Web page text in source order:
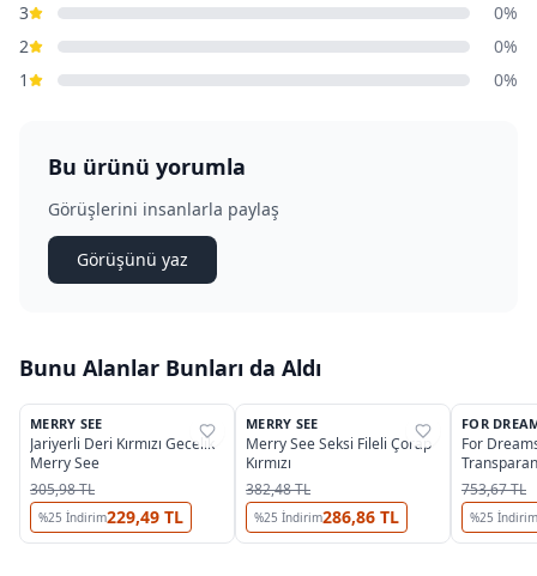
3
0%
2
0%
1
0%
Bu ürünü yorumla
Görüşlerini insanlarla paylaş
Görüşünü yaz
Bunu Alanlar Bunları da Aldı
%35
MERRY SEE
Jariyerli Deri Kırmızı Gecelik
Merry See
305,98 TL
%25 İndirim229,49 TL
%35
MERRY SEE
Merry See Seksi Fileli Çorap
Kırmızı
382,48 TL
%25 İndirim286,86 TL
%35
FOR
For
Elbise
753,67 TL
%25 İndirim